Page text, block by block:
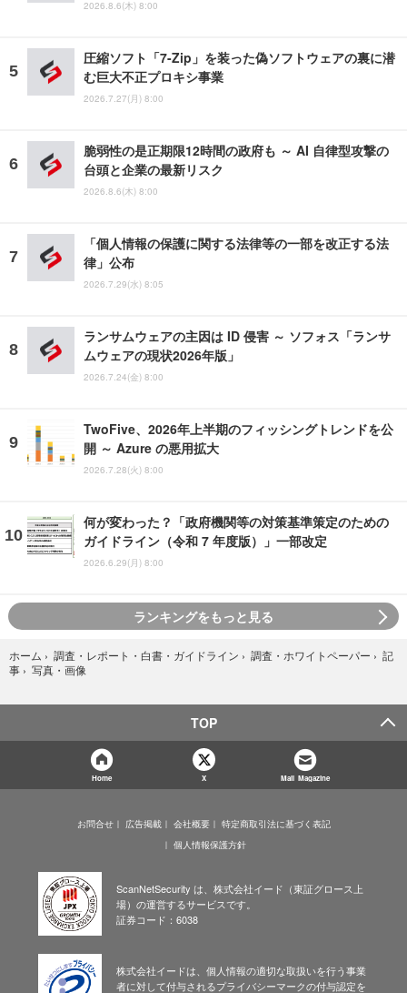
2026.8.6(木) 8:00
圧縮ソフト「7-Zip」を装った偽ソフトウェアの裏に潜
む巨大不正プロキシ事業
2026.7.27(月) 8:00
脆弱性の是正期限12時間の政府も ～ AI 自律型攻撃の
台頭と企業の最新リスク
2026.8.6(木) 8:00
「個人情報の保護に関する法律等の一部を改正する法
律」公布
2026.7.29(水) 8:05
ランサムウェアの主因は ID 侵害 ～ ソフォス「ランサ
ムウェアの現状2026年版」
2026.7.24(金) 8:00
TwoFive、2026年上半期のフィッシングトレンドを公
開 ～ Azure の悪用拡大
2026.7.28(火) 8:00
何が変わった？「政府機関等の対策基準策定のための
ガイドライン（令和 7 年度版）」一部改定
2026.6.29(月) 8:00
ランキングをもっと見る
ホーム › 調査・レポート・白書・ガイドライン › 調査・ホワイトペーパー › 記
事 › 写真・画像
TOP
Home X Mail Magazine
お問合せ 広告掲載 会社概要
特定商取引法に基づく表記
個人情報保護方針
ScanNetSecurity は、株式会社イード（東証グロース上
場）の運営するサービスです。
証券コード：6038
株式会社イードは、個人情報の適切な取扱いを行う事業
者に対して付与されるプライバシーマークの付与認定を